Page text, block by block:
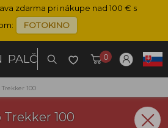
zdarma pri nákupe nad 100 € s
FOTOKINO
PALČO 0
100
Trekker 100